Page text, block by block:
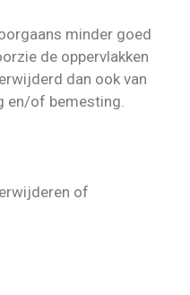
minder goed
de oppervlakken
dan ook van
en/of bemesting.
of